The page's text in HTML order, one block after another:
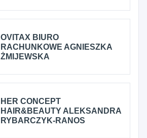
OVITAX BIURO
RACHUNKOWE AGNIESZKA
ŻMIJEWSKA
HER CONCEPT
HAIR&BEAUTY ALEKSANDRA
RYBARCZYK-RANOS